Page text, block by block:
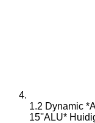
1.2 Dynamic
15''ALU*